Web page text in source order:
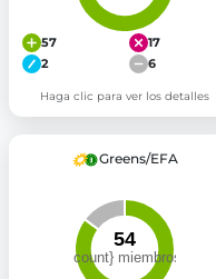
57
17
2
6
Haga clic para ver los detalles
Greens/EFA